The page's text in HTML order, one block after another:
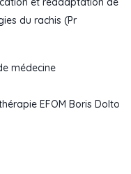
du rachis (Pr
médecine
EFOM Boris Dolto